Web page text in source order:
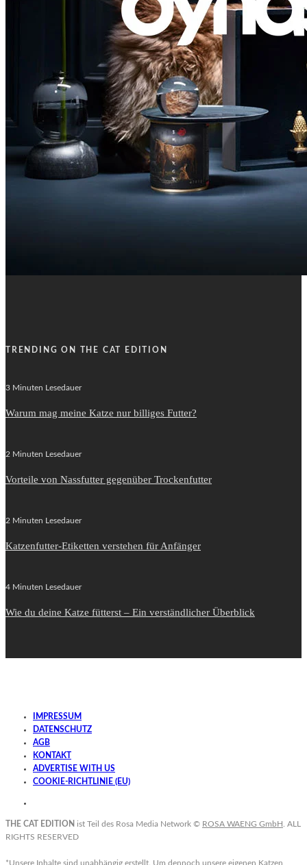
TRENDING ON THE CAT EDITION
3 Minuten Lesedauer
Warum mag meine Katze nur billiges Futter?
2 Minuten Lesedauer
Vorteile von Nassfutter gegenüber Trockenfutter
2 Minuten Lesedauer
Katzenfutter-Etiketten verstehen für Anfänger
4 Minuten Lesedauer
Wie du deine Katze fütterst – Ein verständlicher Überblick
IMPRESSUM
DATENSCHUTZ
AGB
KONTAKT
ADVERTISE WITH US
COOKIE-RICHTLINIE (EU)
THE CAT EDITION ist Teil des Rosa Media Network © ROSA WAENG GmbH . ALL
RIGHTS RESERVED
*Unsere Inhalte sind unabhängig erstellt. Um dennoch unsere eigenen Katzen